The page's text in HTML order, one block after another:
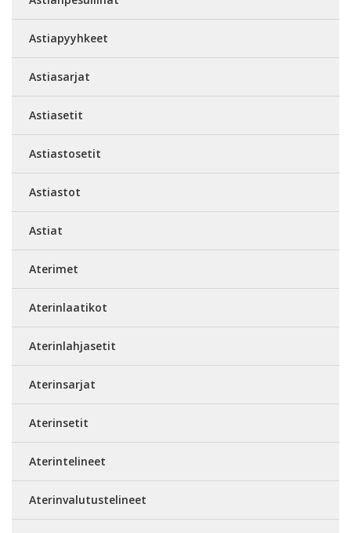
Astiapyyhkeet
Astiasarjat
Astiasetit
Astiastosetit
Astiastot
Astiat
Aterimet
Aterinlaatikot
Aterinlahjasetit
Aterinsarjat
Aterinsetit
Aterintelineet
Aterinvalutustelineet